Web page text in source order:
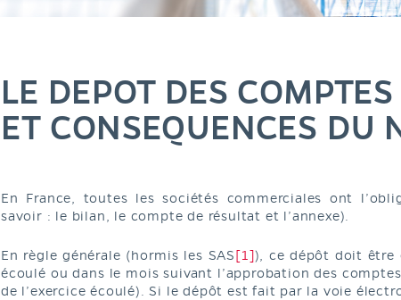
LE DEPOT DES
ET CONSEQUENCES DU
En France, toutes les sociétés commerciales ont
savoir : le bilan, le compte de résultat et l’annexe).
En règle générale (hormis les SAS[1]), ce dépôt doit être
écoulé ou dans le mois suivant l’approbation des
de l’exercice écoulé). Si le dépôt est fait par la voie